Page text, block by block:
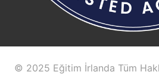
© 2025 Eğitim İrlanda Tüm